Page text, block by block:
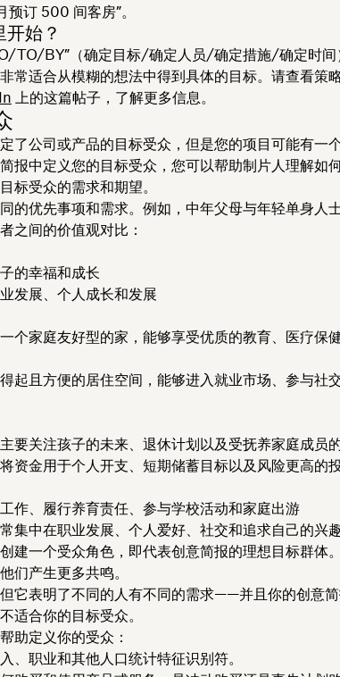
订 500 间客房”。
始？
TO/BY”（确定目标/确定人员/确定措施/确定时间
常适合从模糊的想法中得到具体的目标。请查看策
上的这篇帖子，了解更多信息。
了公司或产品的目标受众，但是您的项目可能有一
报中定义您的目标受众，您可以帮助制片人理解如
标受众的需求和期望。
的优先事项和需求。例如，中年父母与年轻单身人
之间的价值观对比：
的幸福和成长
发展、个人成长和发展
个家庭友好型的家，能够享受优质的教育、医疗保
起且方便的居住空间，能够进入就业市场、参与社
要关注孩子的未来、退休计划以及受抚养家庭成员
资金用于个人开支、短期储蓄目标以及风险更高的
作、履行养育责任、参与学校活动和家庭出游
集中在职业发展、个人爱好、社交和追求自己的兴
建一个受众角色，即代表创意简报的理想目标群体
们产生更多共鸣。
它表明了不同的人有不同的需求——并且你的创意
适合你的目标受众。
助定义你的受众：
、职业和其他人口统计特征识别符。